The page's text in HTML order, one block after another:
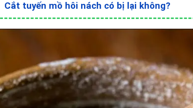
Cắt tuyến mồ hôi nách có bị lại không?